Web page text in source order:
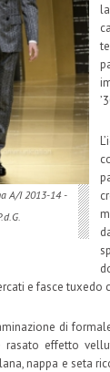
A/I 2013-14 -
e fasce tuxedo
di
effetto
nappa e seta